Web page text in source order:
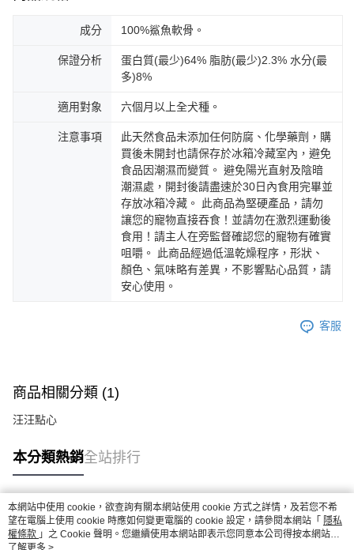
成分 100%鯊魚軟骨。
保證分析
蛋白質(最少)64% 脂肪(最少)2.3% 水分(最
多)8%
適用對象 六個月以上全犬種。
注意事項
此天然食品未添加任何防腐、化學藥劑，購
買後未開封也請保存於冰箱冷藏室內，避免
食品因潮濕而變質。 避免陽光直射及陰暗
潮濕處，開封後請盡速於30日內食用完畢並
存放冰箱冷藏。 此商品為堅硬產品，請勿
讓您的寵物直接吞食！並請勿在激烈運動後
食用！請主人在旁監督確認您的寵物有確實
咀嚼。 此商品經過低溫乾燥程序，形狀、
顏色、氣味略有差異，不影響點心品質，請
安心使用。
客服
商品相關分類 (1)
汪汪點心
本分類熱銷全站排行
熱門標籤
本網站中使用 cookie，欲查詢有關本網站使用 cookie 方式之詳情，及若您不希
望在電腦上使用 cookie 時應如何變更電腦的 cookie 設定，請參閱本網站「 隱私
權條款 」之 Cookie 聲明。您繼續使用本網站即表示您同意本公司得按本網站使
用條款之 Cookie 聲明使用 cookie。
了解更多 >